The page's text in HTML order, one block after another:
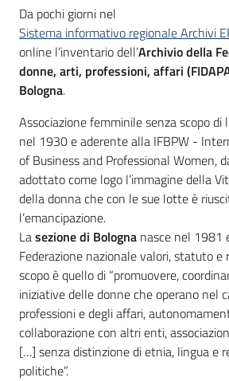
Mediateca
Giuseppe
Guglielmi
Seguici
su
Da pochi giorni nel
Sistema informativo regionale Archivi
online l’inventario dell’Archivio della
donne, arti, professioni, affari
Bologna.
Associazione femminile senza scopo
nel 1930 e aderente alla IFBPW -
of Business and Professional Women,
adottato come logo l’immagine della
della donna che con le sue lotte è
l’emancipazione.
Lasezione di Bologna nasce nel 1981
Federazione nazionale valori, statuto e
scopo è quello di “promuovere,
iniziative delle donne che operano nel
professioni e degli affari,
collaborazione con altri enti,
[…] senza distinzione di etnia, lingua e
politiche”.